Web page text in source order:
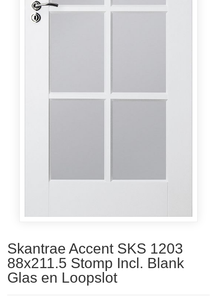
Skantrae Accent SKS 1203
88x211.5 Stomp Incl. Blank
Glas en Loopslot